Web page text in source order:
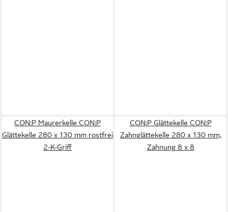
CON:P Maurerkelle CON:P
Glättekelle 280 x 130 mm rostfrei
2-K-Griff
CON:P Glättekelle CON:P
Zahnglättekelle 280 x 130 mm,
Zahnung 8 x 8